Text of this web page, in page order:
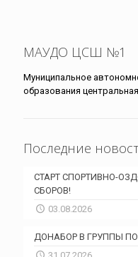
МАУДО ЦСШ №1
Муниципальное
образования
Последние
СТАРТ СПОРТИВНО-
СБОРОВ!
03.08.2026
ДОНАБОР В ГРУППЫ